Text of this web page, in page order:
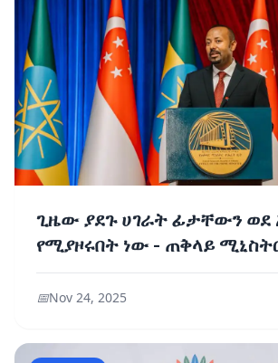
ጊዜው ያደጉ ሀገራት ፊታቸውን ወደ
የሚያዞሩበት ነው - ጠቅላይ
አሕመድ (ዶ/ር)
📅Nov 24, 2025